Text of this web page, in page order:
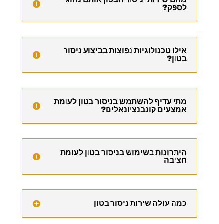
לספק?
אילו טכנולוגיות נפוצות בביצוע ניסור
בטון?
מתי עדיף להשתמש בניסור בטון לעומת
אמצעים קונבנציונאלים?
היתרונות בשימוש בניסור בטון לעומת
חציבה
כמה עולה שירות ניסור בטון